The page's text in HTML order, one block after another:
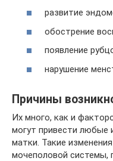
развитие
обострение
появление
нарушение
Причины
Их много, как и
могут привести любые
матки. Такие
мочеполовой системы,